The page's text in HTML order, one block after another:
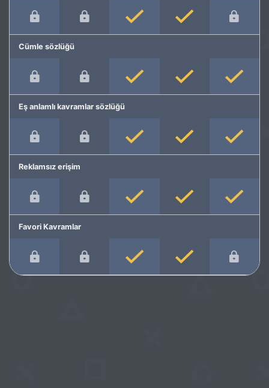
Cümle sözlüğü
Eş anlamlı kavramlar sözlüğü
Reklamsız erişim
Favori Kavramlar